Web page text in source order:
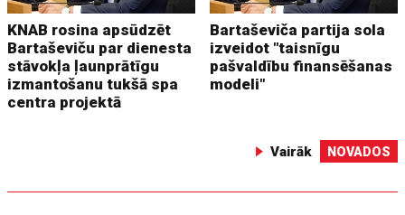
KNAB rosina apsūdzēt
Bartaševiču par dienesta
stāvokļa ļaunprātīgu
izmantošanu tukšā spa
centra projektā
Bartaševiča partija sola
izveidot "taisnīgu
pašvaldību finansēšanas
modeli"
Vairāk NOVADOS